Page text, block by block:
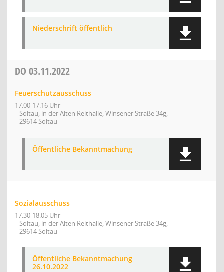
Niederschrift öffentlich
DO 03.11.2022
Feuerschutzausschuss
17:00-17:16 Uhr
Soltau, in der Alten Reithalle, Winsener Straße 34g,
29614 Soltau
Öffentliche Bekanntmachung
Sozialausschuss
17:30-18:05 Uhr
Soltau, in der Alten Reithalle, Winsener Straße 34g,
29614 Soltau
Öffentliche Bekanntmachung
26.10.2022